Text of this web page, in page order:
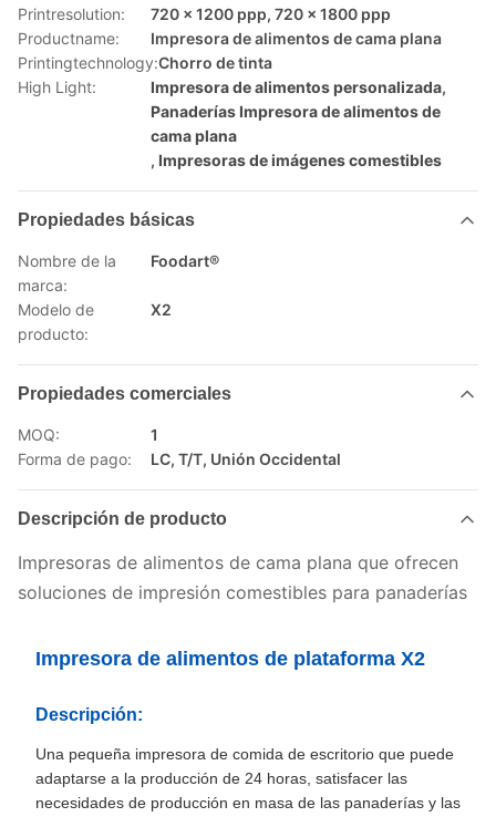
Printresolution:
720 x 1200 ppp, 720 x 1800 ppp
Productname:
Impresora de alimentos de cama plana
Printingtechnology:Chorro de tinta
High Light:
Impresora de alimentos personalizada,
Panaderías Impresora de alimentos de
cama plana
, Impresoras de imágenes comestibles
Propiedades básicas
Nombre de la
marca:
Foodart®
Modelo de
producto:
X2
Propiedades comerciales
MOQ:
1
Forma de pago:
LC, T/T, Unión Occidental
Descripción de producto
Impresoras de alimentos de cama plana que ofrecen
soluciones de impresión comestibles para panaderías
Impresora de alimentos de plataforma X2
Descripción:
Una pequeña impresora de comida de escritorio que puede
adaptarse a la producción de 24 horas, satisfacer las
necesidades de producción en masa de las panaderías y las